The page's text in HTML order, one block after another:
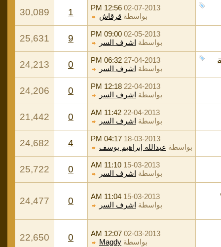
02-07-2013
12:56 PM
بواسطة قرقاش 1
30,089
02-05-2013
09:00 PM
بواسطة اشرف السر 9
25,631
27-04-2013
06:32 PM
بواسطة اشرف السر 0
24,213
22-04-2013
12:18 PM
بواسطة اشرف السر 0
24,206
22-04-2013
11:42 AM
بواسطة اشرف السر 0
21,442
18-03-2013
04:17 PM
بواسطة عبدالله إبراهيم يوسف 4
24,682
15-03-2013
11:10 AM
بواسطة اشرف السر 0
25,722
15-03-2013
11:04 AM
بواسطة اشرف السر 0
24,477
02-03-2013
12:07 AM
بواسطة Magdy
0
22,650